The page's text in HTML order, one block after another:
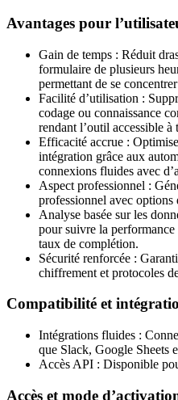
Avantages pour
Gain de temps : Réduit
formulaire de plusieurs
permettant de se
Facilité d’utilisation :
codage ou connaissance
rendant l’outil accessible à
Efficacité accrue :
intégration grâce aux
connexions fluides avec
Aspect professionnel :
professionnel avec options
Analyse basée sur les
pour suivre la
taux de complétion.
Sécurité renforcée :
chiffrement et protocoles
Compatibilité et
Intégrations fluides :
que Slack, Google Sheets
Accès API : Disponible
Accès et mode